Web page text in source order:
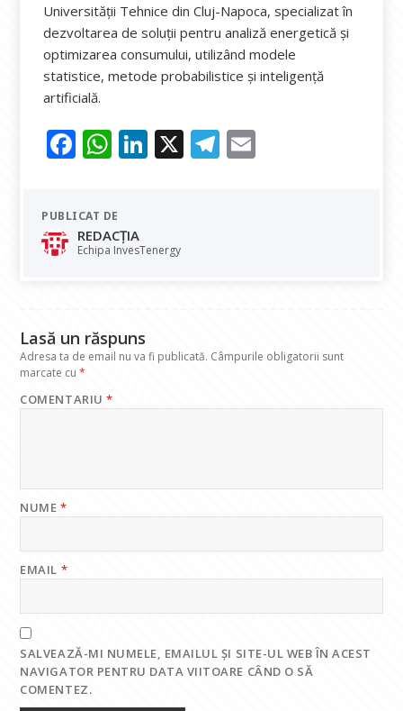
Universității Tehnice din Cluj-Napoca, specializat în
dezvoltarea de soluții pentru analiză energetică și
optimizarea consumului, utilizând modele
statistice, metode probabilistice și inteligență
artificială.
F
e
b
o
W
at
s
A
Li
dI
X T
PUBLICAT DE
REDACȚIA
Echipa InvesTenergy
Lasă un răspuns
Adresa ta de email nu va fi publicată. Câmpurile obligatorii sunt
marcate cu*
COMENTARIU*
NUME*
EMAIL *
SALVEAZĂ-MI NUMELE, EMAILUL ȘI SITE-UL WEB ÎN ACEST
NAVIGATOR PENTRU DATA VIITOARE CÂND O SĂ
COMENTEZ.